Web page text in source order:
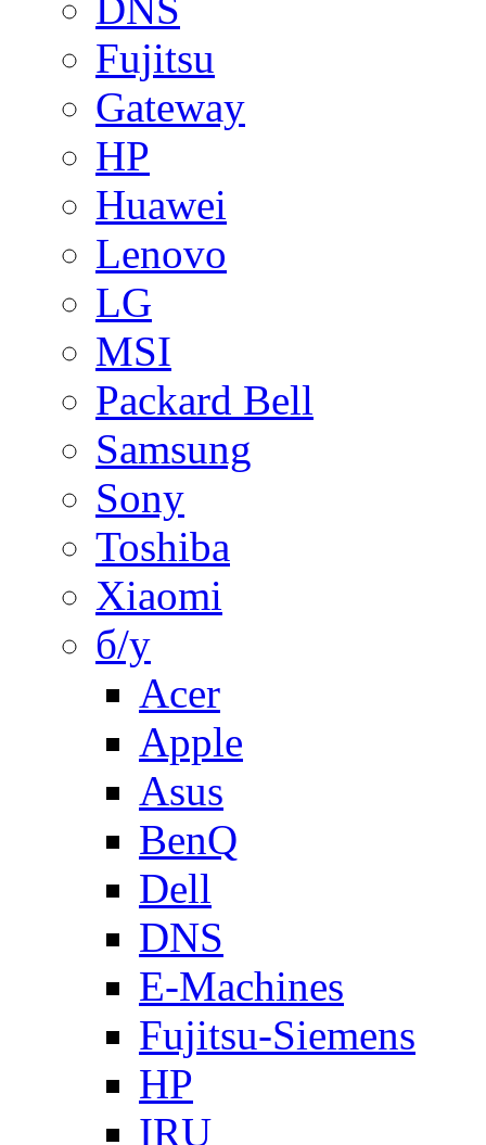
Fujitsu
Gateway
HP
Huawei
Lenovo
LG
MSI
Packard Bell
Samsung
Sony
Toshiba
Xiaomi
б/у
Acer
Apple
Asus
BenQ
Dell
DNS
E-Machines
Fujitsu-Siemens
HP
IRU